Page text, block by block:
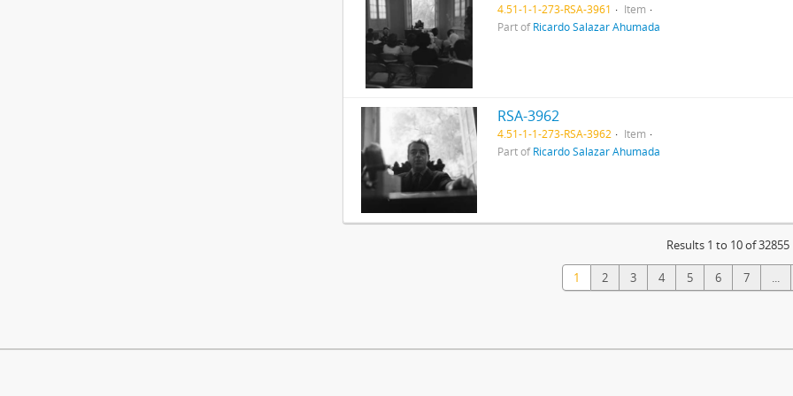
4.51-1-1-273-RSA-3961
Item
Part ofRicardo Salazar Ahumada
RSA-3962
4.51-1-1-273-RSA-3962
Item
Part ofRicardo Salazar Ahumada
Results 1 to 10 of 32855
1 2 3 4 5 6 7 ...